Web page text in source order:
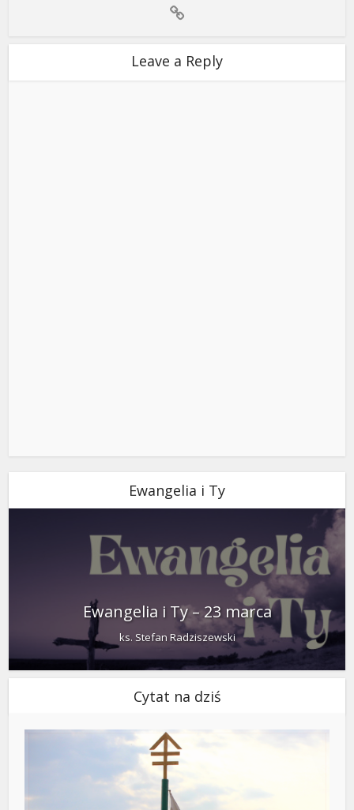
Leave a Reply
Ewangelia i Ty
Ewangelia i Ty – 23 marca
ks. Stefan Radziszewski
Cytat na dziś